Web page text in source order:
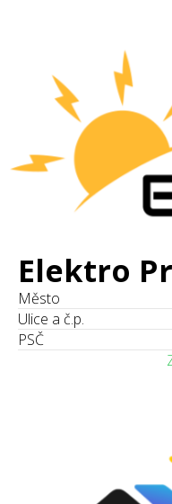
Elektro
Město
Ulice a č.p.
PSČ